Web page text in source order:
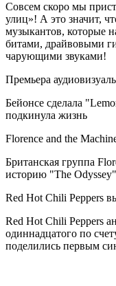
Совсем скоро мы
улиц»! А это значит,
музыкантов, которые
битами, драйвовыми
чарующими звуками!
Премьера
Бейонсе сделала
подкинула жизнь
Florence and the
Британская группа
историю "The
Red Hot Chili Peppers
Red Hot Chili Peppers
одиннадцатого по
поделились первым